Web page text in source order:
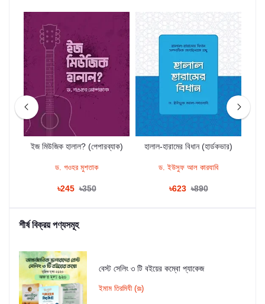
ইজ মিউজিক হালাল? (পেপারব্যাক)
ড. গওহর মুশতাক
৳245 ৳350
হালাল-হারামের বিধান (হার্ডকভার)
ড. ইউসুফ আল কারযাবি
৳623 ৳890
শীর্ষ বিক্রয় পণ্যসমূহ
বেস্ট সেলিং ৩ টি বইয়ের কম্বো প্যাকেজ
ইমাম তিরমিযী (রঃ)